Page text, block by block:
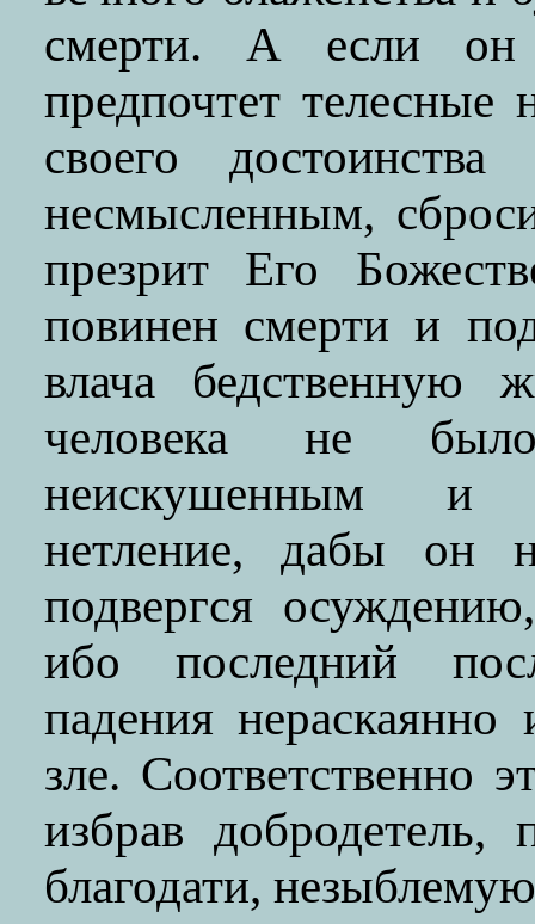
смерти. А если
предпочтет телесные
своего
несмысленным,
презрит Его
повинен смерти и
влача
человека не
неискушенным и
нетление, дабы он
подвергся
ибо последний
падения
зле. Соответственно
избрав добродетель,
благодати,